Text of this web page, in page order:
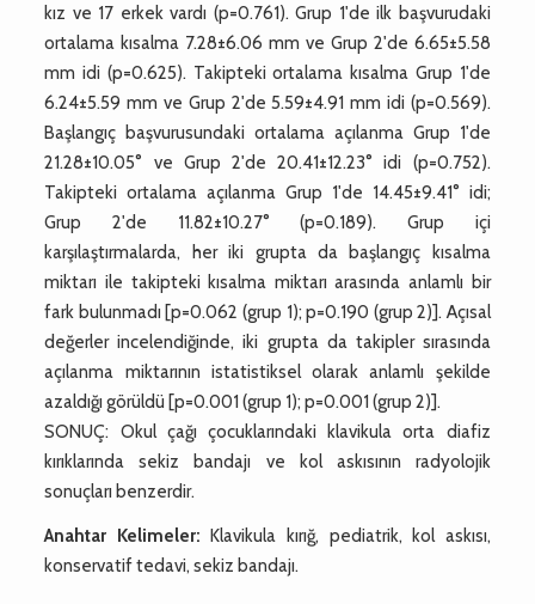
kız ve 17 erkek vardı (p=0.761). Grup 1'de ilk başvurudaki
ortalama kısalma 7.28±6.06 mm ve Grup 2'de 6.65±5.58
mm idi (p=0.625). Takipteki ortalama kısalma Grup 1'de
6.24±5.59 mm ve Grup 2'de 5.59±4.91 mm idi (p=0.569).
Başlangıç başvurusundaki ortalama açılanma Grup 1'de
21.28±10.05° ve Grup 2'de 20.41±12.23° idi (p=0.752).
Takipteki ortalama açılanma Grup 1'de 14.45±9.41° idi;
Grup 2'de 11.82±10.27° (p=0.189). Grup içi
karşılaştırmalarda, her iki grupta da başlangıç kısalma
miktarı ile takipteki kısalma miktarı arasında anlamlı bir
fark bulunmadı [p=0.062 (grup 1); p=0.190 (grup 2)]. Açısal
değerler incelendiğinde, iki grupta da takipler sırasında
açılanma miktarının istatistiksel olarak anlamlı şekilde
azaldığı görüldü [p=0.001 (grup 1); p=0.001 (grup 2)].
SONUÇ: Okul çağı çocuklarındaki klavikula orta diafiz
kırıklarında sekiz bandajı ve kol askısının radyolojik
sonuçları benzerdir.
Anahtar Kelimeler: Klavikula kırığ, pediatrik, kol askısı,
konservatif tedavi, sekiz bandajı.